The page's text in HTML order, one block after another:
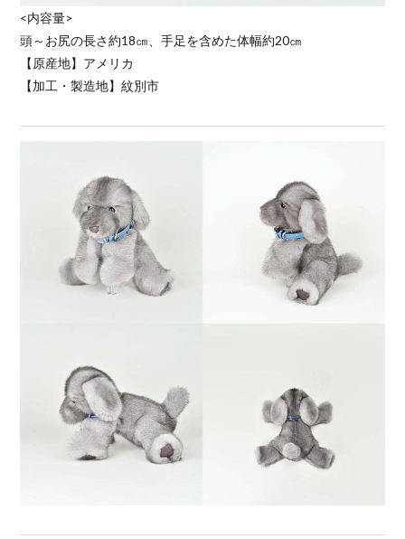
<内容量>
頭～お尻の長さ約18㎝、手足を含めた体幅約20㎝
【原産地】アメリカ
【加工・製造地】紋別市